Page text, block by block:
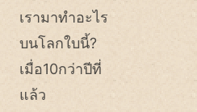
เรามาทำอะไร
บนโลกใบนี้?
เมื่อ10กว่าปีที่
แล้ว